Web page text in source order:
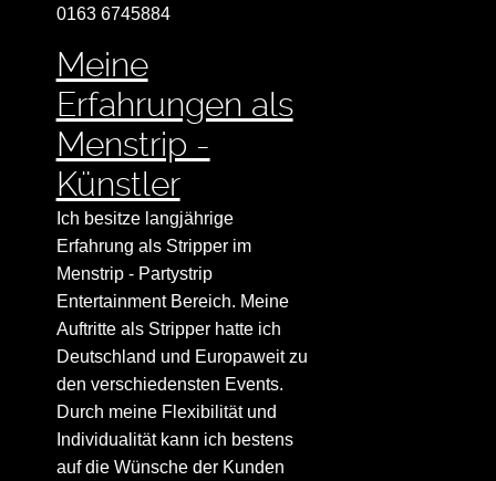
0163 6745884
Meine
Erfahrungen als
Menstrip -
Künstler
Ich besitze langjährige
Erfahrung als Stripper im
Menstrip - Partystrip
Entertainment Bereich. Meine
Auftritte als Stripper hatte ich
Deutschland und Europaweit zu
den verschiedensten Events.
Durch meine Flexibilität und
Individualität kann ich bestens
auf die Wünsche der Kunden